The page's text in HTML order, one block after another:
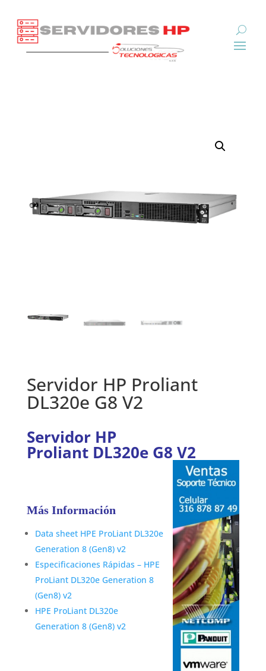
Servidor HP Proliant
DL320e G8 V2
Servidor HP
Proliant DL320e G8 V2
Más Información
Data sheet HPE ProLiant DL320e
Generation 8 (Gen8) v2
Especificaciones Rápidas – HPE
ProLiant DL320e Generation 8
(Gen8) v2
HPE ProLiant DL320e
Generation 8 (Gen8) v2